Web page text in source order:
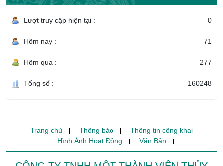
Lượt truy cập hiện tại : 0
Hôm nay : 71
Hôm qua : 277
Tổng số : 160248
Trang chủ Thông báo
Thông tin công khai
Hình Ảnh Hoạt Động
Văn Bản